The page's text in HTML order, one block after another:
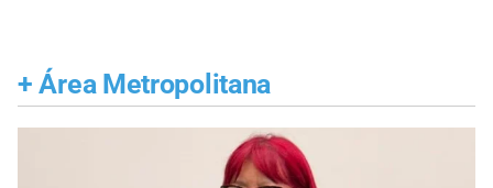
+ Área Metropolitana